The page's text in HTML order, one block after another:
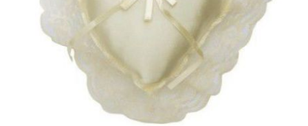
SOIRÉE
OCCASIONS
SPÉCIALES